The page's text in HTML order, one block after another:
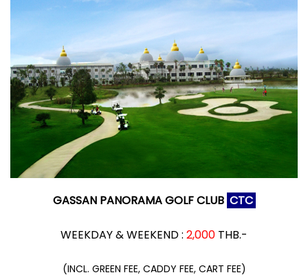
GASSAN PANORAMA GOLF CLUB CTC
WEEKDAY & WEEKEND : 2,000 THB.-
(INCL. GREEN FEE, CADDY FEE, CART FEE)